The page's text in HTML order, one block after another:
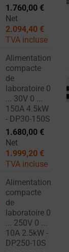
1.760,00 €
Net
2.094,40 €
TVA incluse
Alimentation
compacte
de
laboratoire 0
... 30V 0 ...
150A 4.5kW
- DP30-150S
1.680,00 €
Net
1.999,20 €
TVA incluse
Alimentation
compacte
de
laboratoire 0
... 250V 0 ...
10A 2.5kW -
DP250-10S